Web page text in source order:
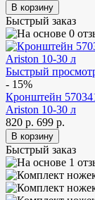
Быстрый заказ
Быстрый
- 15%
Кронштейн
Ariston 10-30 л
820 р. 699 р.
Быстрый заказ